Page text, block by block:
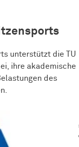
unterstützt die TU
ihre akademische
des